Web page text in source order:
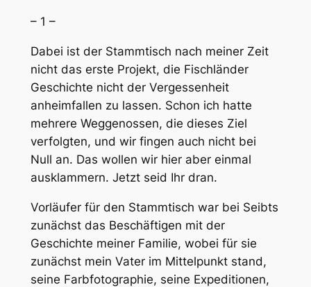
– 1 –
Dabei ist der Stammtisch nach meiner Zeit
nicht das erste Projekt, die Fischländer
Geschichte nicht der Vergessenheit
anheimfallen zu lassen. Schon ich hatte
mehrere Weggenossen, die dieses Ziel
verfolgten, und wir fingen auch nicht bei
Null an. Das wollen wir hier aber einmal
ausklammern. Jetzt seid Ihr dran.
Vorläufer für den Stammtisch war bei Seibts
zunächst das Beschäftigen mit der
Geschichte meiner Familie, wobei für sie
zunächst mein Vater im Mittelpunkt stand,
seine Farbfotographie, seine Expeditionen,